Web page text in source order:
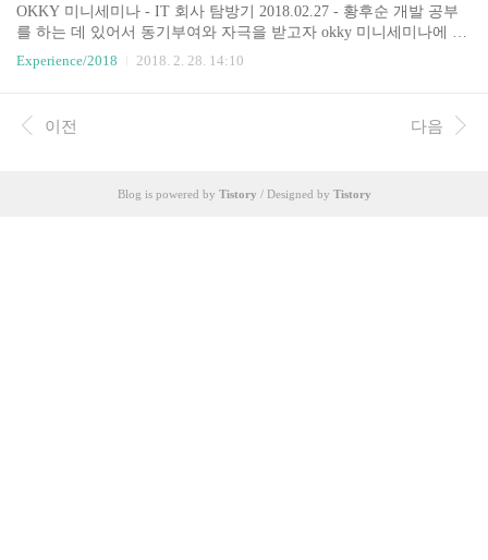
니다.자칫 지루할 수 있는 업무 개발 환경에서 나의 개발 욕구를 충
족하고, 개발자로서의 발전을 도모했던 방법을 소개합니다.Session 2
종에 따라 각..
OKKY 미니세미나 - IT 회사 탐방기 2018.02.27 - 황후순 개발 공부
를 하는 데 있어서 동기부여와 자극을 받고자 okky 미니세미나에 자
주 참여하려고 하는 편이다. 2017년 11월 okky의 미니세미나였던 우
아한형제들 이종립님의 세미나를 듣고 굉장한 자극을 받았던 기억
10년 그리고 3개월 그리고 5일 동안 좋은 개발자가 되기 위해 노력하
며 살아왔던 그의 깊이를 조금이나마 느껴볼 수 있는 시간이었다. 더
을 요약해서 아래에 정리했다. 이번 세미나의 결론은 미래에 닭집 C
Experience/2018 2018. 2. 28. 14:10
이전 다음
Blog is powered by Tistory / Designed by Tistory